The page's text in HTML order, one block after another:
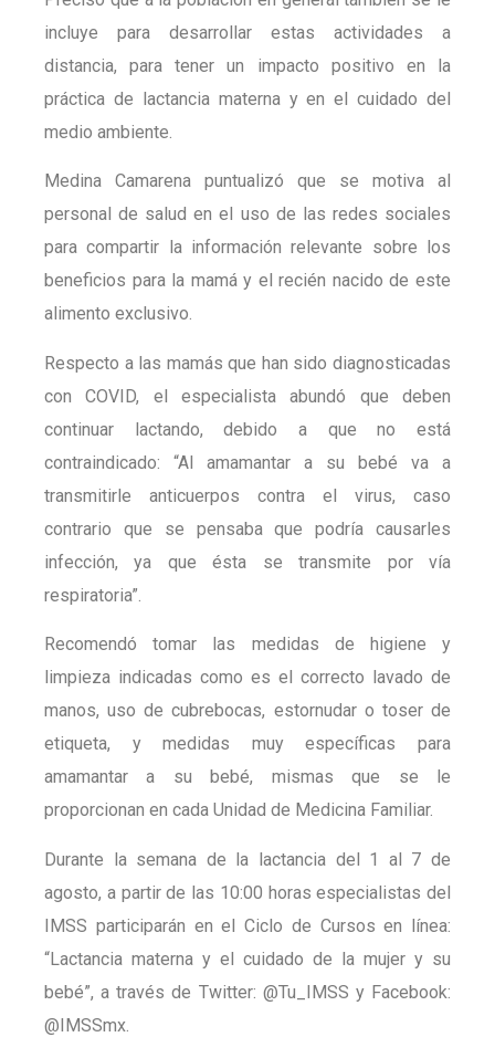
incluye para desarrollar estas actividades a
distancia, para tener un impacto positivo en la
práctica de lactancia materna y en el cuidado del
medio ambiente.
Medina Camarena puntualizó que se motiva al
personal de salud en el uso de las redes sociales
para compartir la información relevante sobre los
beneficios para la mamá y el recién nacido de este
alimento exclusivo.
Respecto a las mamás que han sido diagnosticadas
con COVID, el especialista abundó que deben
continuar lactando, debido a que no está
contraindicado: “Al amamantar a su bebé va a
transmitirle anticuerpos contra el virus, caso
contrario que se pensaba que podría causarles
infección, ya que ésta se transmite por vía
respiratoria”.
Recomendó tomar las medidas de higiene y
limpieza indicadas como es el correcto lavado de
manos, uso de cubrebocas, estornudar o toser de
etiqueta, y medidas muy específicas para
amamantar a su bebé, mismas que se le
proporcionan en cada Unidad de Medicina Familiar.
Durante la semana de la lactancia del 1 al 7 de
agosto, a partir de las 10:00 horas especialistas del
IMSS participarán en el Ciclo de Cursos en línea:
“Lactancia materna y el cuidado de la mujer y su
bebé”, a través de Twitter: @Tu_IMSS y Facebook:
@IMSSmx.